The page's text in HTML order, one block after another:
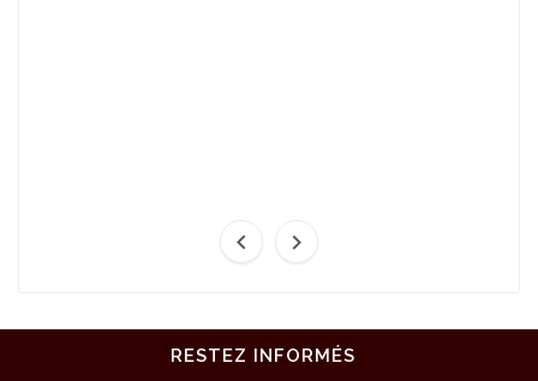
 
RESTEZ INFORMÉS